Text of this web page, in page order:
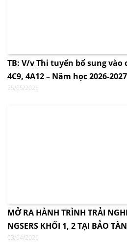
TB: V/v Thi tuyển bổ sung vào
4C9, 4A12 – Năm học 2026-2027
25/05/2026
MỞ RA HÀNH TRÌNH TRẢI
NGSERS KHỐI 1, 2 TẠI BẢO
03/04/2026